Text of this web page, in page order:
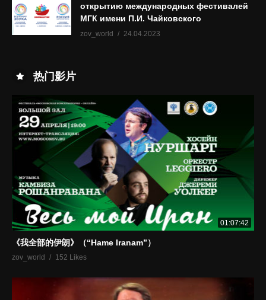
открытию международных фестивалей
МГК имени П.И. Чайковского
zov_world 24.04.2023
热门影片
01:07:42
《我全部的伊朗》（“Hame Iranam”）
zov_world 152 Likes